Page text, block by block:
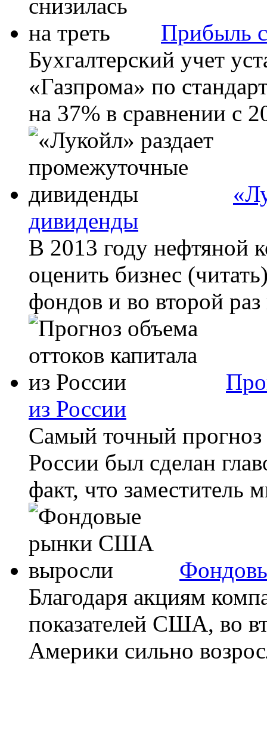
Прибыль
Бухгалтерский учет
«Газпрома» по
на 37% в сравнении с
дивиденды
В 2013 году нефтяной
оценить бизнес
фондов и во второй
из России
Самый точный прогноз
России был сделан
факт, что заместитель
Благодаря акциям
показателей США, во
Америки сильно